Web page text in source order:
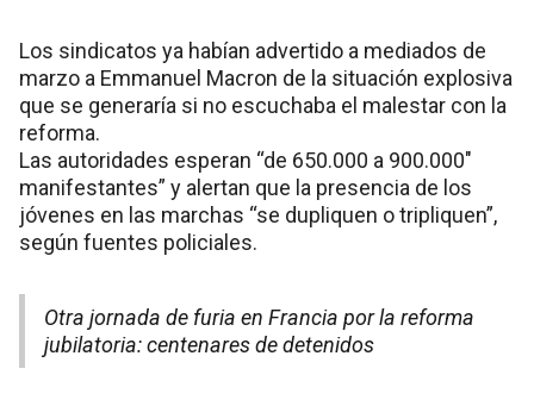
Los sindicatos ya habían advertido a mediados de
marzo a Emmanuel Macron de la situación explosiva
que se generaría si no escuchaba el malestar con la
reforma.
Las autoridades esperan “de 650.000 a 900.000″
manifestantes” y alertan que la presencia de los
jóvenes en las marchas “se dupliquen o tripliquen”,
según fuentes policiales.
Otra jornada de furia en Francia por la reforma
jubilatoria: centenares de detenidos